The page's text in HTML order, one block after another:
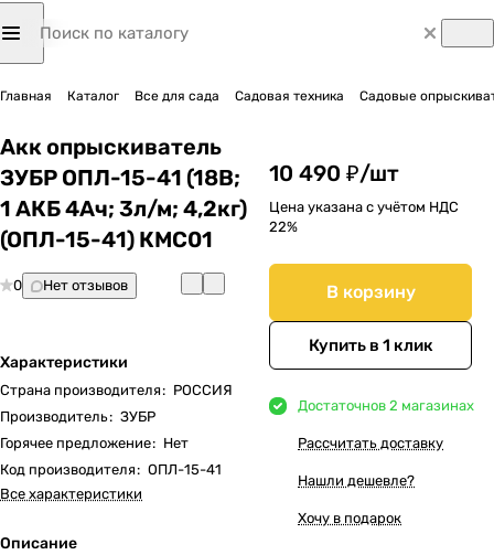
Главная Каталог Все для сада Садовая техника Садовые
Акк опрыскиватель
ЗУБР ОПЛ-15-41 (18В;
1 АКБ 4Ач; 3л/м; 4,2кг)
(ОПЛ-15-41) КМС01
0 Нет отзывов
Характеристики
Страна производителя: РОССИЯ
Производитель: ЗУБР
Горячее предложение: Нет
Код производителя: ОПЛ-15-41
Все характеристики
Описание
10 490 ₽/шт
Цена указана с учётом НДС
22%
В корзину
Купить в 1 клик
Достаточнов 2 магазинах
Рассчитать доставку
Нашли дешевле?
Хочу в подарок